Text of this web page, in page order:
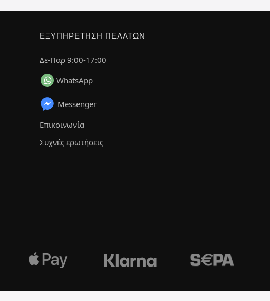
ΕΞΥΠΗΡΈΤΗΣΗ ΠΕΛΑΤΏΝ
Δε-Παρ 9:00-17:00
WhatsApp
Messenger
Επικοινωνία
Συχνές ερωτήσεις